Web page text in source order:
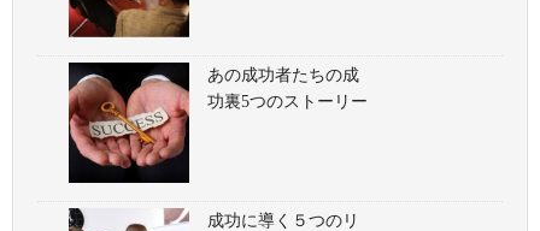
あの成功者たちの成
功裏5つのストーリー
成功に導く５つのリ